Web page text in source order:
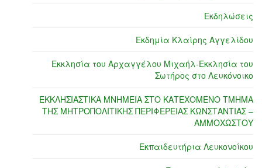
Εκδηλώσεις
Εκδημία Κλαίρης Αγγελίδου
Εκκλησία του Αρχαγγέλου Μιχαήλ-Εκκλησία του
Σωτήρος στο Λευκόνοικο
ΕΚΚΛΗΣΙΑΣΤΙΚΑ ΜΝΗΜΕΙΑ ΣΤΟ ΚΑΤΕΧΟΜΕΝΟ ΤΜΗΜΑ
ΤΗΣ ΜΗΤΡΟΠΟΛΙΤΙΚΗΣ ΠΕΡΙΦΕΡΕΙΑΣ ΚΩΝΣΤΑΝΤΙΑΣ –
ΑΜΜΟΧΩΣΤΟΥ
Εκπαιδευτήρια Λευκονοίκου